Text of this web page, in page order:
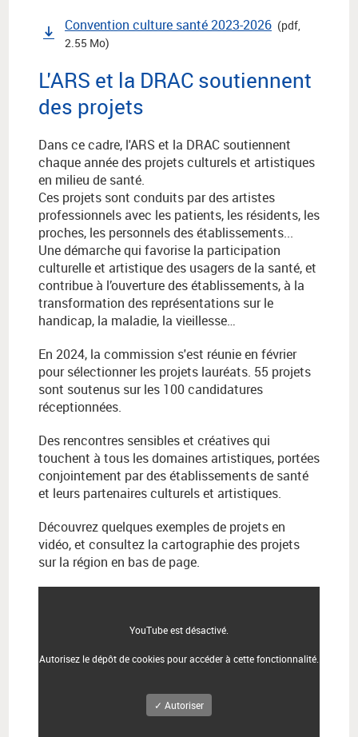
Convention culture santé 2023-2026 (pdf,
2.55 Mo)
L'ARS et la DRAC soutiennent
des projets
Dans ce cadre, l'ARS et la DRAC soutiennent
chaque année des projets culturels et artistiques
en milieu de santé.
Ces projets sont conduits par des artistes
professionnels avec les patients, les résidents, les
proches, les personnels des établissements...
Une démarche qui favorise la participation
culturelle et artistique des usagers de la santé, et
contribue à l’ouverture des établissements, à la
transformation des représentations sur le
handicap, la maladie, la vieillesse…
En 2024, la commission s'est réunie en février
pour sélectionner les projets lauréats. 55 projets
sont soutenus sur les 100 candidatures
réceptionnées.
Des rencontres sensibles et créatives qui
touchent à tous les domaines artistiques, portées
conjointement par des établissements de santé
et leurs partenaires culturels et artistiques.
Découvrez quelques exemples de projets en
vidéo, et consultez la cartographie des projets
sur la région en bas de page.
YouTube est désactivé.
Autorisez le dépôt de cookies pour accéder à cette fonctionnalité.
✓ Autoriser